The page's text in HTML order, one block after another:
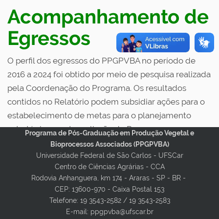
Acompanhamento de
Egressos
O perfil dos egressos do PPGPVBA no período de
2016 a 2024 foi obtido por meio de pesquisa realizada
pela Coordenação do Programa. Os resultados
contidos no Relatório podem subsidiar ações para o
estabelecimento de metas para o planejamento
estratégico e autoavaliação do Programa.
Acesse aqui o Relatório de Acompanhamento de
Egressos 2016-2024 (.pdf 534 kb)
Programa de Pós-Graduação em Produção Vegetal e
Bioprocessos Associados (PPGPVBA)
Universidade Federal de São Carlos - UFSCar
Centro de Ciências Agrárias - CCA
Rodovia Anhanguera, km 174 - Araras - SP - BR -
CEP: 13600-970 - Caixa Postal 153
Telefone: 19 3543-2582 / 19 3543-2583
E-mail: ppgpvba@ufscar.br